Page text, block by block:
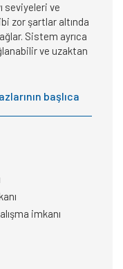
seviyeleri ve
zor şartlar altında
Sistem ayrıca
ve uzaktan
başlıca
imkanı